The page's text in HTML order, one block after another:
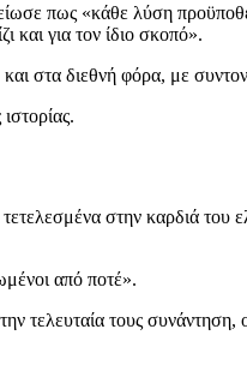
πως «κάθε λύση
και για τον ίδιο σκοπό».
στα διεθνή φόρα, με
στην καρδιά του
από ποτέ».
τους συνάντηση,